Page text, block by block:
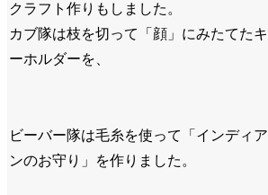
クラフト作りもしました。
カブ隊は枝を切って「顔」にみたてたキ
ーホルダーを、
ビーバー隊は毛糸を使って「インディア
ンのお守り」を作りました。